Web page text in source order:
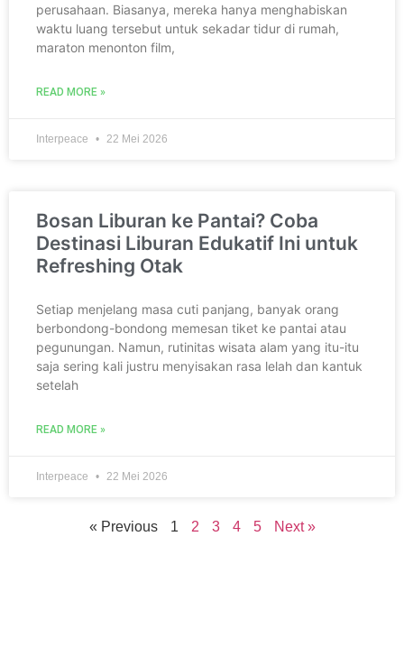
perusahaan. Biasanya, mereka hanya menghabiskan
waktu luang tersebut untuk sekadar tidur di rumah,
maraton menonton film,
READ MORE »
Interpeace 22 Mei 2026
Bosan Liburan ke Pantai? Coba
Destinasi Liburan Edukatif Ini untuk
Refreshing Otak
Setiap menjelang masa cuti panjang, banyak orang
berbondong-bondong memesan tiket ke pantai atau
pegunungan. Namun, rutinitas wisata alam yang itu-itu
saja sering kali justru menyisakan rasa lelah dan kantuk
setelah
READ MORE »
Interpeace 22 Mei 2026
« Previous 1 2 3 4 5 Next »